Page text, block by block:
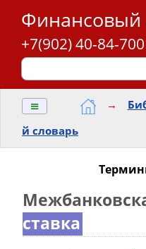
Финансовый
+7(902) 40-84-700
≡ →
й словарь
ставка